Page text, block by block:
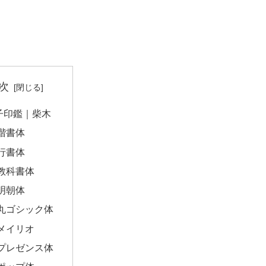
印鑑｜柴木
書体
書体
科書体
朝体
ゴシック体
イリオ
レゼンス体